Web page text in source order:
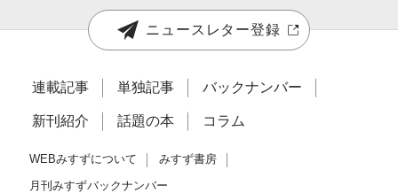
ニュースレター登録
連載記事 単独記事 バックナンバー
新刊紹介 話題の本 コラム
WEBみすずについて みすず書房
月刊みすずバックナンバー